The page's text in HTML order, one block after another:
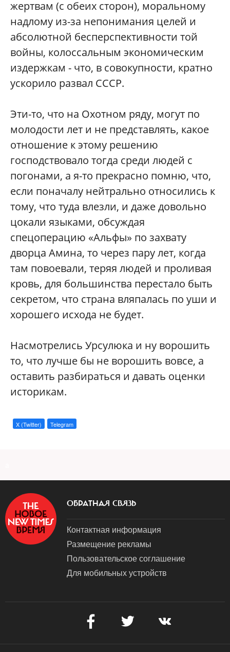
жертвам (с обеих сторон), моральному
надлому из-за непонимания целей и
абсолютной бесперспективности той
войны, колоссальным экономическим
издержкам - что, в совокупности, кратно
ускорило развал СССР.
Эти-то, что на Охотном ряду, могут по
молодости лет и не представлять, какое
отношение к этому решению
господствовало тогда среди людей с
погонами, а я-то прекрасно помню, что,
если поначалу нейтрально относились к
тому, что туда влезли, и даже довольно
цокали языками, обсуждая
спецоперацию «Альфы» по захвату
дворца Амина, то через пару лет, когда
там повоевали, теряя людей и проливая
кровь, для большинства перестало быть
секретом, что страна вляпалась по уши и
хорошего исхода не будет.
Насмотрелись Урсулюка и ну ворошить
то, что лучше бы не ворошить вовсе, а
оставить разбираться и давать оценки
историкам.
X (Twitter) Telegram
ОБРАТНАЯ СВЯЗЬ
Контактная информация
Размещение рекламы
Пользовательское соглашение
Для мобильных устройств